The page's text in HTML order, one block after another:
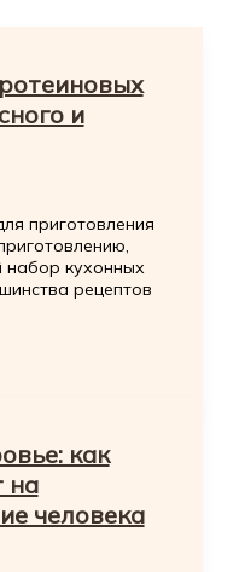
и
приготовления
набор кухонных
рецептов
как
на
человека